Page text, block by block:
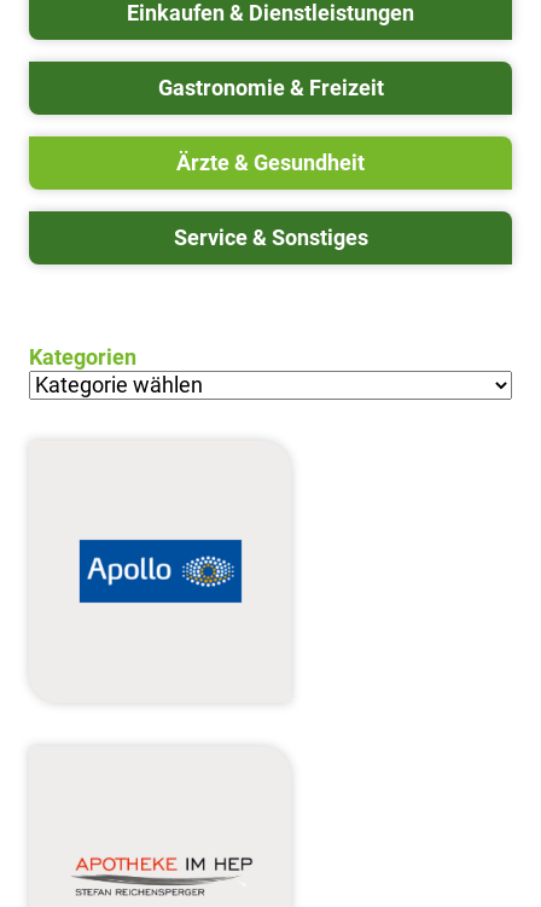
Einkaufen & Dienstleistungen
Gastronomie & Freizeit
Ärzte & Gesundheit
Service & Sonstiges
Kategorien